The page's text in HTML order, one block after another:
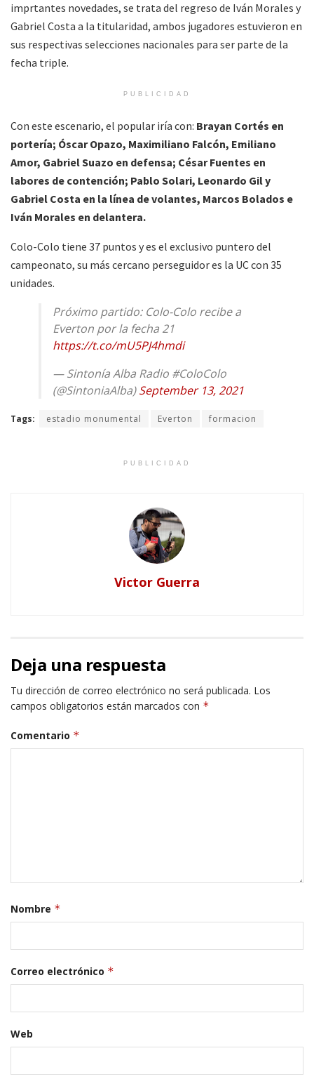
imprtantes novedades, se trata del regreso de Iván Morales y
Gabriel Costa a la titularidad, ambos jugadores estuvieron en
sus respectivas selecciones nacionales para ser parte de la
fecha triple.
PUBLICIDAD
Con este escenario, el popular iría con: Brayan Cortés en
portería; Óscar Opazo, Maximiliano Falcón, Emiliano
Amor, Gabriel Suazo en defensa; César Fuentes en
labores de contención; Pablo Solari, Leonardo Gil y
Gabriel Costa en la línea de volantes, Marcos Bolados e
Iván Morales en delantera.
Colo-Colo tiene 37 puntos y es el exclusivo puntero del
campeonato, su más cercano perseguidor es la UC con 35
unidades.
Próximo partido: Colo-Colo recibe a
Everton por la fecha 21
https://t.co/mU5PJ4hmdi
— Sintonía Alba Radio #ColoColo
(@SintoniaAlba)September 13, 2021
Tags: estadio monumental Everton formacion
PUBLICIDAD
Victor Guerra
Deja una respuesta
Tu dirección de correo electrónico no será publicada. Los
campos obligatorios están marcados con *
Comentario *
Nombre *
Correo electrónico *
Web